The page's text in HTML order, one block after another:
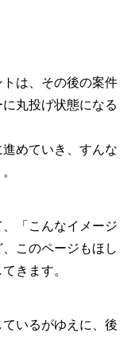
は、その後の案件
丸投げ状態になる
めていき、すんな
「こんなイメージ
このページもほし
きます。
いるがゆえに、後